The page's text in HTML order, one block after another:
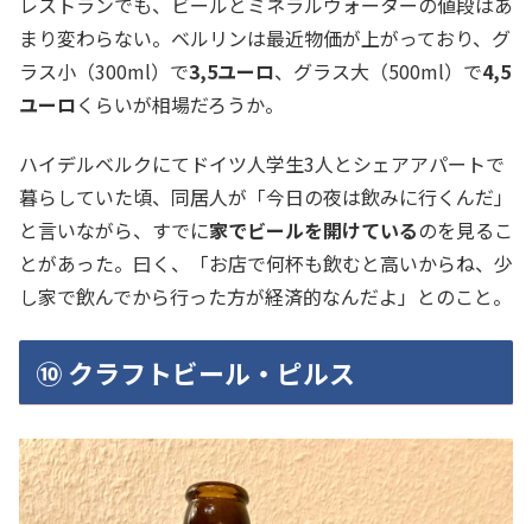
まり変わらない。ベルリンは最近物価が上がっており、グ
ラス小（300ml）で3,5ユーロ、グラス大（500ml）で4,5
ユーロくらいが相場だろうか。
ハイデルベルクにてドイツ人学生3人とシェアアパートで
暮らしていた頃、同居人が「今日の夜は飲みに行くんだ」
と言いながら、すでに家でビールを開けているのを見るこ
とがあった。曰く、「お店で何杯も飲むと高いからね、少
し家で飲んでから行った方が経済的なんだよ」とのこと。
⑩ クラフトビール・ピルス